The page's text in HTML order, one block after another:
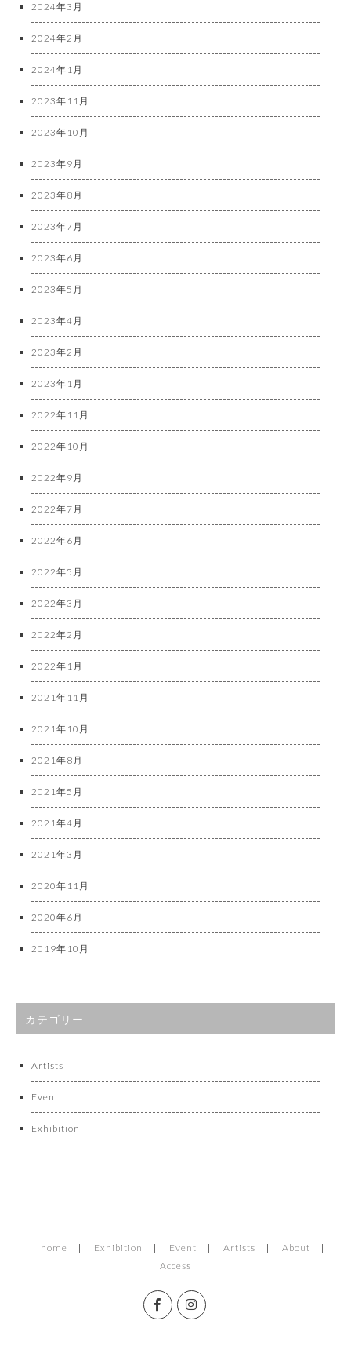
2024年3月
2024年2月
2024年1月
2023年11月
2023年10月
2023年9月
2023年8月
2023年7月
2023年6月
2023年5月
2023年4月
2023年2月
2023年1月
2022年11月
2022年10月
2022年9月
2022年7月
2022年6月
2022年5月
2022年3月
2022年2月
2022年1月
2021年11月
2021年10月
2021年8月
2021年5月
2021年4月
2021年3月
2020年11月
2020年6月
2019年10月
カテゴリー
Artists
Event
Exhibition
home Exhibition Event Artists
About
Access